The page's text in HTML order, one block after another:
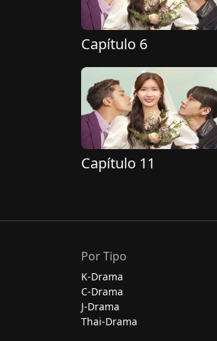
Capítulo 6
Capítulo 11
Por Tipo
K-Drama
C-Drama
J-Drama
Thai-Drama